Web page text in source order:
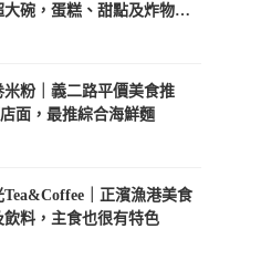
碗，蛋糕、甜點及炸物都
粉｜義二路平價美食推
面，最推綜合海鮮麵
｜正濱漁港美食
料，主食也很有特色